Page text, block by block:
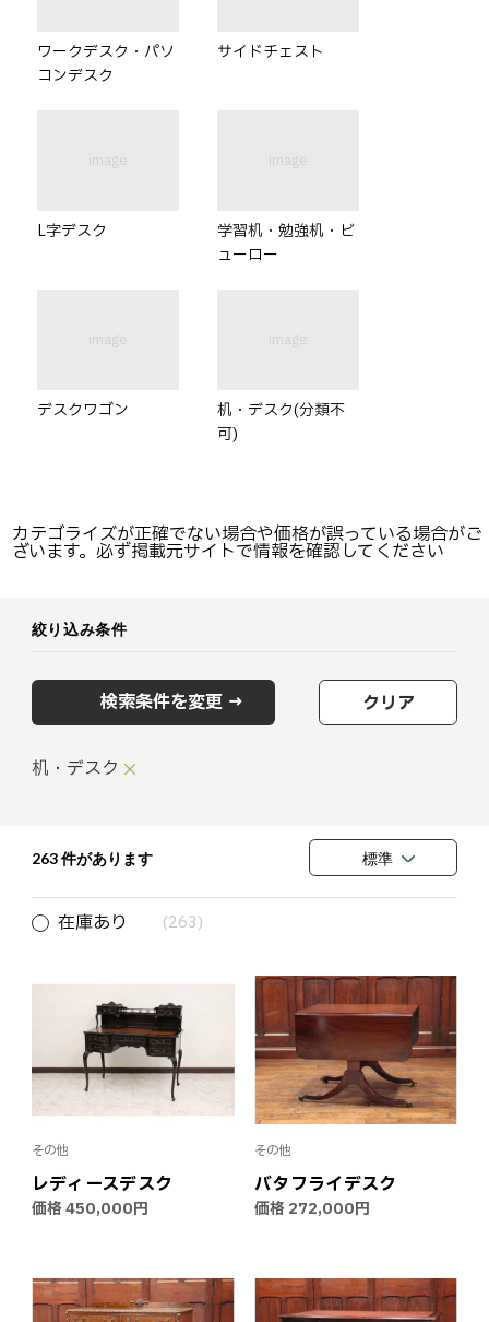
ワークデスク・パソ
コンデスク
サイドチェスト
image
L字デスク
image
学習机・勉強机・ビ
ューロー
image
デスクワゴン
image
机・デスク(分類不
可)
カテゴライズが正確でない場合や価格が誤っている場合がご
ざいます。必ず掲載元サイトで情報を確認してください
絞り込み条件
検索条件を変更 → クリア
机・デスク
263 件があります 標準
在庫あり (263)
その他
レディースデスク
価格450,000円
その他
バタフライデスク
価格 272,000円